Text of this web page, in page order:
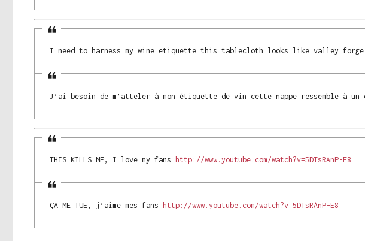
I need to harness my wine etiquette this tablecloth looks like valley forge
J’ai besoin de m’atteler à mon étiquette de vin cette nappe ressemble à un
THIS KILLS ME, I love my fans http://www.youtube.com/watch?v=5DTsRAnP-E8
ÇA ME TUE, j’aime mes fans http://www.youtube.com/watch?v=5DTsRAnP-E8